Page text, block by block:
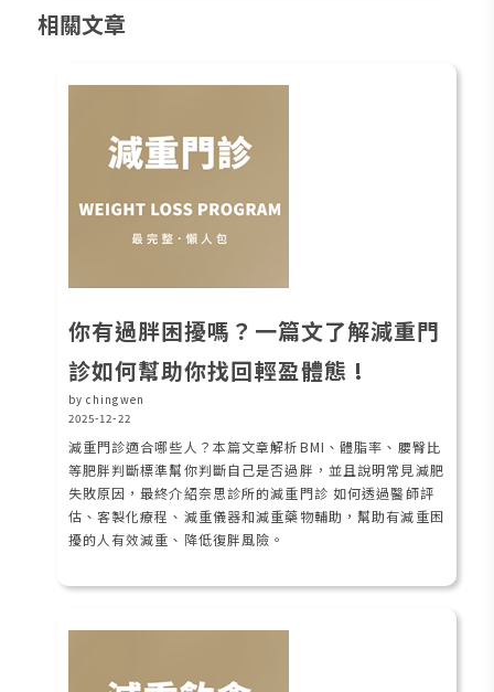
相關文章
你有過胖困擾嗎？一篇文了解減重門
診如何幫助你找回輕盈體態 !
by chingwen
2025-12-22
減重門診適合哪些人？本篇文章解析BMI、體脂率、腰臀比
等肥胖判斷標準幫你判斷自己是否過胖，並且說明常見減肥
失敗原因，最終介紹奈思診所的減重門診 如何透過醫師評
估、客製化療程、減重儀器和減重藥物輔助，幫助有減重困
擾的人有效減重、降低復胖風險。